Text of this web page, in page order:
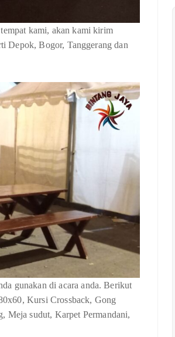
kami, akan kami kirim
Depok, Bogor, Tanggerang dan
gunakan di acara anda. Berikut
Kursi Crossback, Gong
Meja sudut, Karpet Permandani,